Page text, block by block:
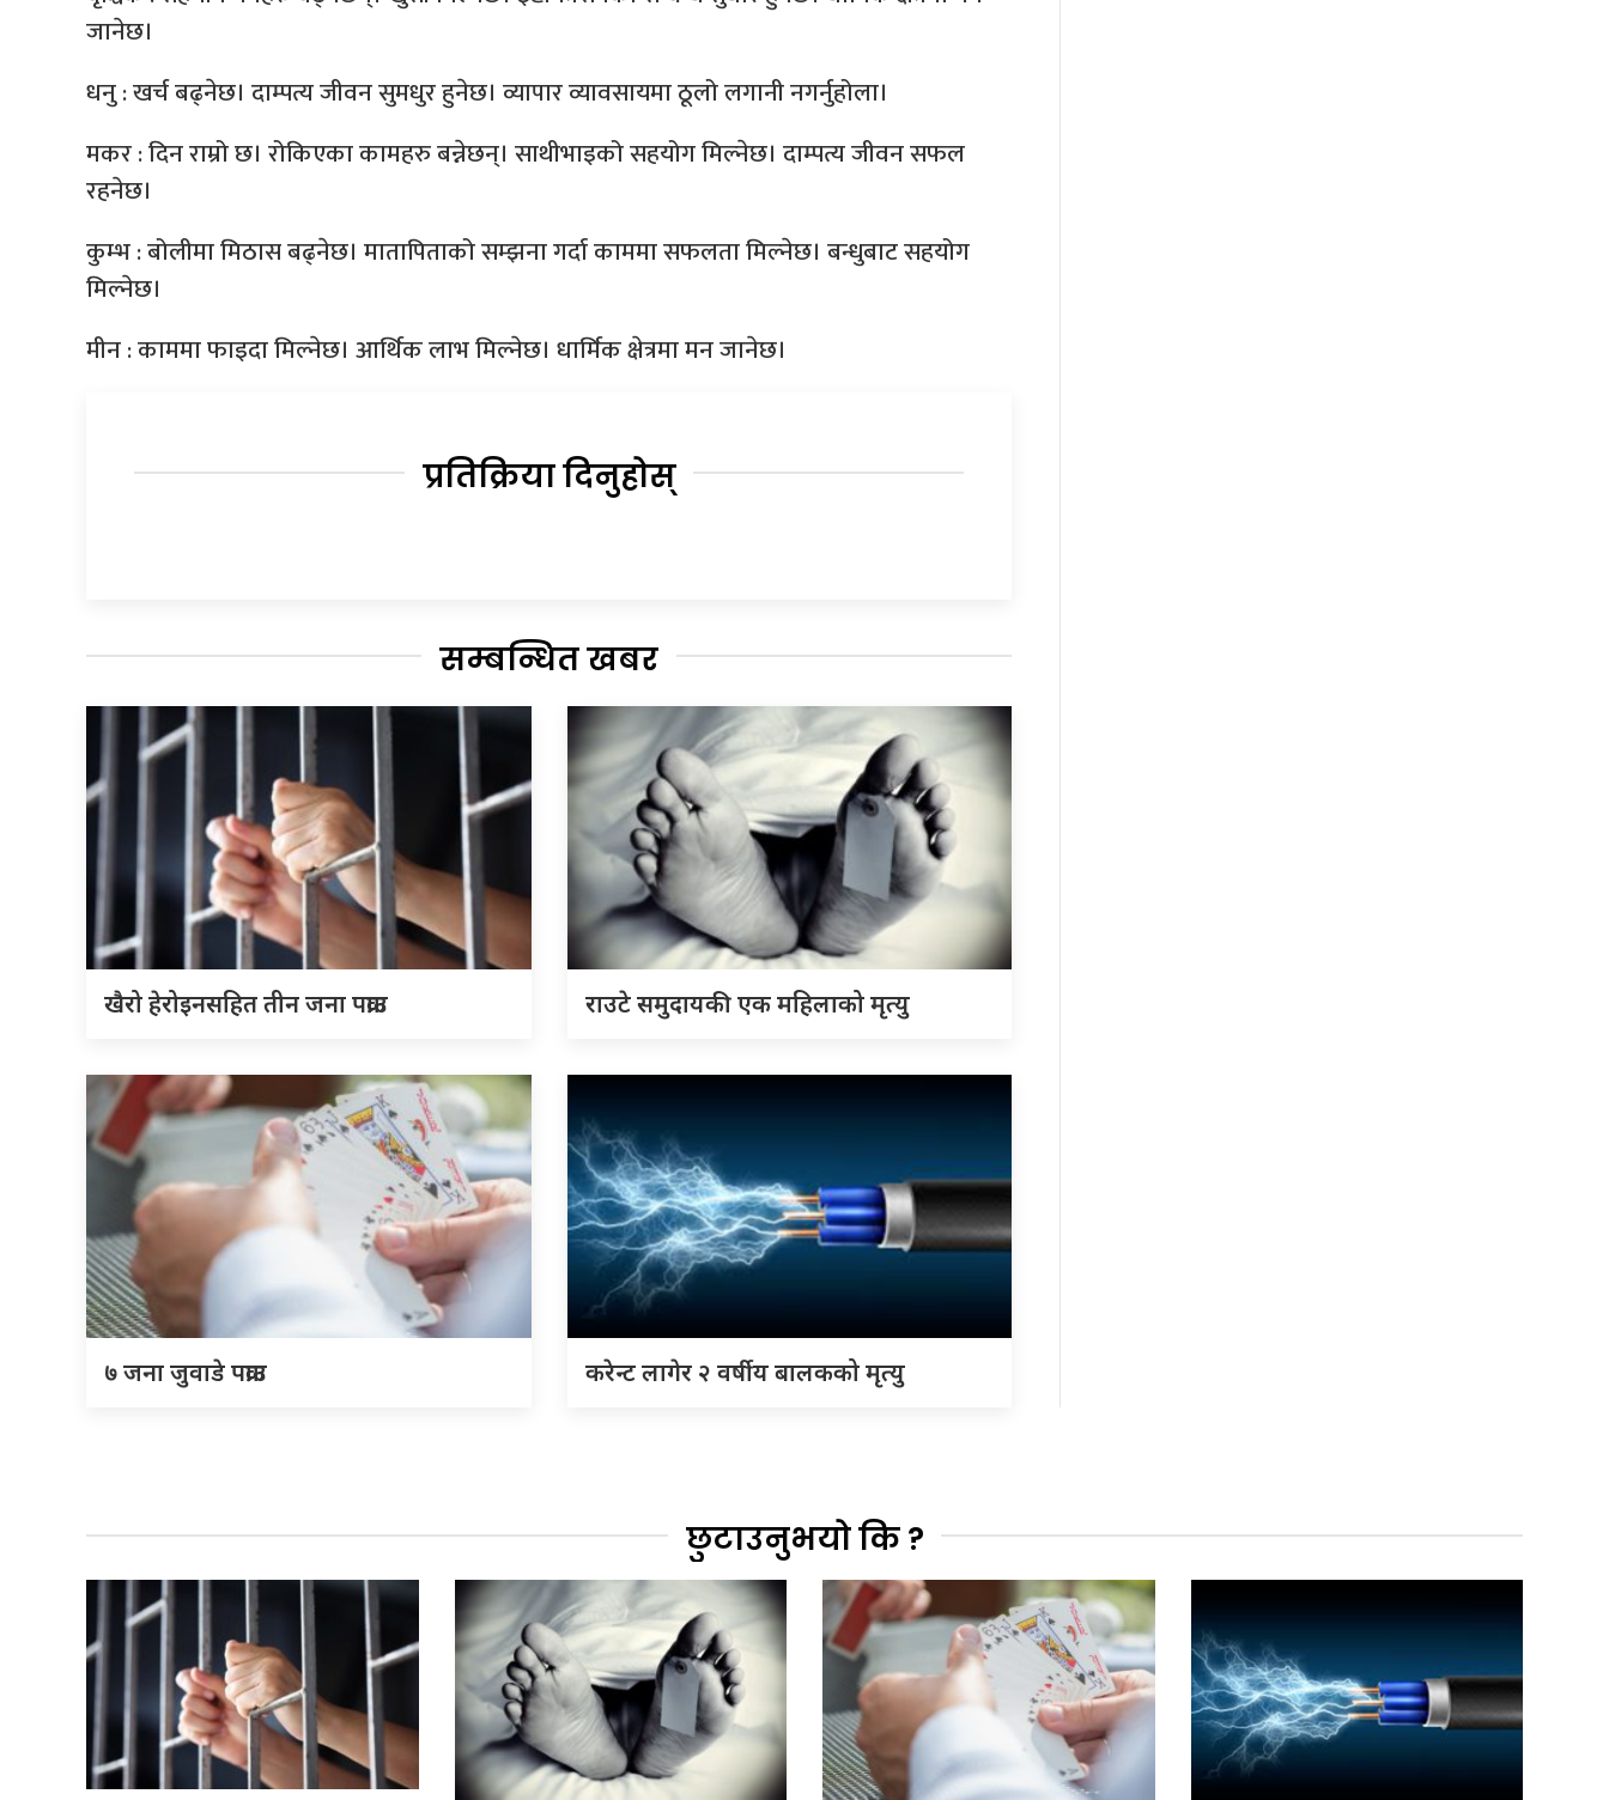
जानेछ।
धनु : खर्च बढ्नेछ। दाम्पत्य जीवन सुमधुर हुनेछ। व्यापार व्यावसायमा ठूलो लगानी नगर्नुहोला।
मकर : दिन राम्रो छ। रोकिएका कामहरु बन्नेछन्। साथीभाइको सहयोग मिल्नेछ। दाम्पत्य जीवन सफल
रहनेछ।
कुम्भ : बोलीमा मिठास बढ्नेछ। मातापिताको सम्झना गर्दा काममा सफलता मिल्नेछ। बन्धुबाट सहयोग
मिल्नेछ।
मीन : काममा फाइदा मिल्नेछ। आर्थिक लाभ मिल्नेछ। धार्मिक क्षेत्रमा मन जानेछ।
प्रतिक्रिया दिनुहोस्
सम्बन्धित खबर
खैरो हेरोइनसहित तीन जना पक्राउ राउटे समुदायकी एक महिलाको मृत्यु
७ जना जुवाडे पक्राउ करेन्ट लागेर २ वर्षीय बालकको मृत्यु
छुटाउनुभयो कि ?